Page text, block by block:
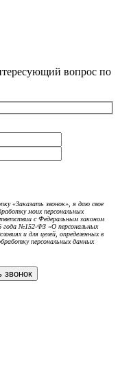
вопрос по
«Заказать звонок», я даю свое
моих персональных
с Федеральным законом
года №152-ФЗ «О персональных
и для целей, определенных в
персональных данных